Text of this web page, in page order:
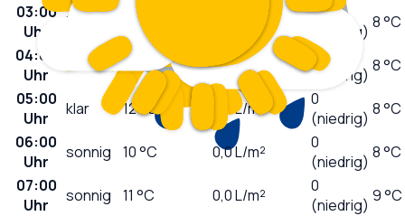
03:00
Uhr
klar 13°C L/m²
0
(niedrig) 8 °C
04:00
Uhr
klar 12 °C 0,0L/m²
0
(niedrig) 8 °C
05:00
Uhr
klar 12°C L/m²
0
(niedrig) 8 °C
06:00
Uhr
sonnig 10°C 0,0L/m²
0
(niedrig) 8 °C
07:00
Uhr
sonnig 11 °C 0,0L/m²
0
(niedrig) 9 °C